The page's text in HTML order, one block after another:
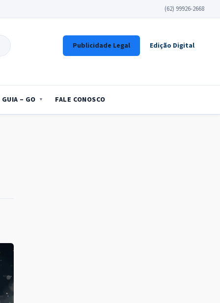
(62) 99926-2668
Publicidade Legal Edição Digital
GUIA – GO FALE CONOSCO